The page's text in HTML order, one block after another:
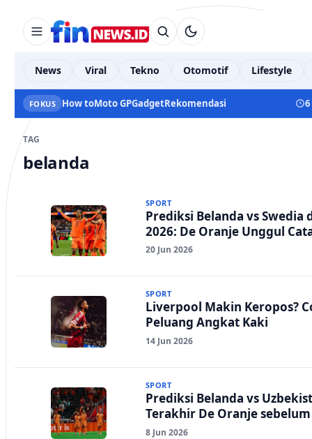
News Viral Tekno Otomotif Lifestyle
FOKUS How toMoto GPGadgetRekomendasi
TAG
belanda
SPORT
Prediksi Belanda vs Swedia
2026: De Oranje Unggul
20 Jun 2026
SPORT
Liverpool Makin Keropos?
Peluang Angkat Kaki
14 Jun 2026
SPORT
Prediksi Belanda vs
Terakhir De Oranje
8 Jun 2026